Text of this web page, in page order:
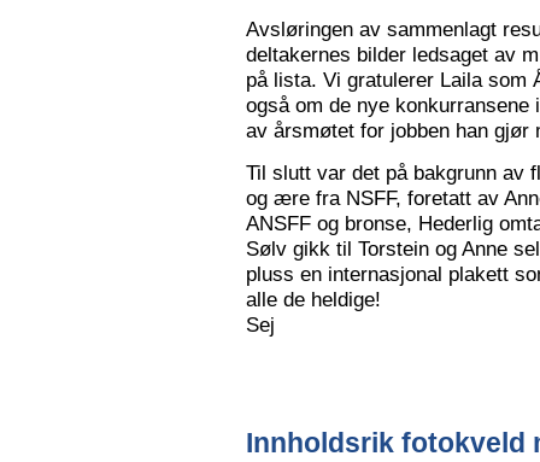
Avsløringen av sammenlagt
deltakernes bilder ledsaget av
på lista. Vi gratulerer Laila som
også om de nye
av årsmøtet for jobben han gjør
Til slutt var det på bakgrunn av
og ære fra NSFF, foretatt av
ANSFF og bronse, Hederlig
Sølv gikk til Torstein og Anne
pluss en internasjonal plakett
alle de heldige!
Sej
Innholdsrik fotokveld